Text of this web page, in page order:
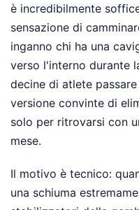
è incredibilmente
sensazione di
inganno chi ha una
verso l'interno durante
decine di atlete
versione convinte di
solo per ritrovarsi con
mese.
Il motivo è tecnico:
una schiuma